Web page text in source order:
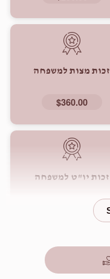
זכות מצות למשפחה
$360.00
זכות יו"ט למשפחה